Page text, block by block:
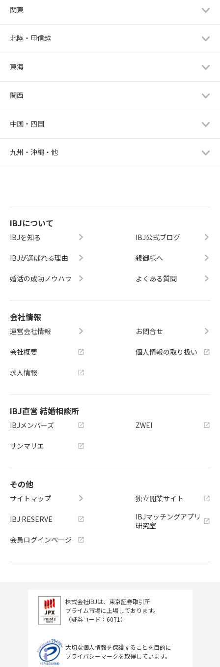
関東
北陸・甲信越
東海
関西
中国・四国
九州・沖縄・他
IBJについて
IBJを知る
IBJが選ばれる理由
婚活の成功ノウハウ
IBJ公式ブログ
親御様へ
よくある質問
会社情報
運営会社情報
会社概要
求人情報
お問合せ
個人情報の取り扱い
IBJ直営 結婚相談所
IBJメンバーズ
サンマリエ
ZWEI
その他
サイトマップ
IBJ RESERVE
会員ログインページ
独立開業サイト
IBJマッチングアプリ
研究室
株式会社IBJは、東京証券取引所
プライム市場に上場しております。
（証券コード：6071）
大切な個人情報を保護することを目的に
プライバシーマークを取得しています。